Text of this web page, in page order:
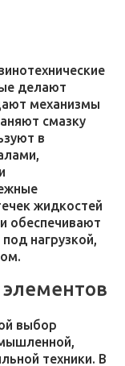
делают
механизмы
смазку
в
жидкостей
обеспечивают
нагрузкой,
выбор
техники. В